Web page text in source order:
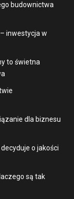
budownictwa
inwestycja w
to świetna
dla biznesu
o jakości
są tak